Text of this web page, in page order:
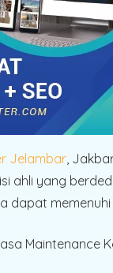
Jelambar ,
ahli yang
Maintenance